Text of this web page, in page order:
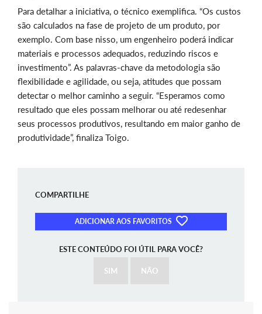
Para detalhar a iniciativa, o técnico exemplifica. “Os custos
são calculados na fase de projeto de um produto, por
exemplo. Com base nisso, um engenheiro poderá indicar
materiais e processos adequados, reduzindo riscos e
investimento”. As palavras-chave da metodologia são
flexibilidade e agilidade, ou seja, atitudes que possam
detectar o melhor caminho a seguir. “Esperamos como
resultado que eles possam melhorar ou até redesenhar
seus processos produtivos, resultando em maior ganho de
produtividade”, finaliza Toigo.
COMPARTILHE
ADICIONAR AOS FAVORITOS
ESTE CONTEÚDO FOI ÚTIL PARA VOCÊ?
SIM NÃO